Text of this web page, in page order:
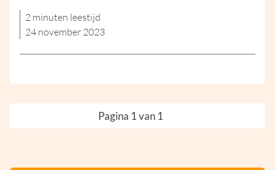
2 minuten leestijd
24 november 2023
Pagina 1 van 1